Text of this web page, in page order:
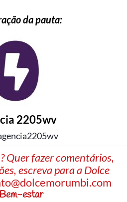
da pauta:
2205wv
Quer fazer comentários,
escreva para a Dolce
Bem-estar